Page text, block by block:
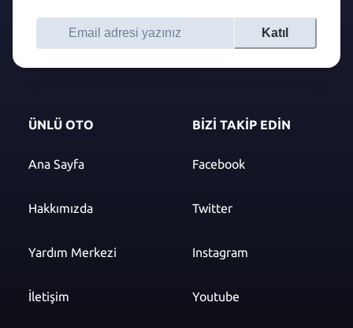
Katıl
ÜNLÜ OTO
Ana Sayfa
Hakkımızda
Yardım Merkezi
İletişim
BİZİ TAKİP EDİN
Facebook
Twitter
Instagram
Youtube